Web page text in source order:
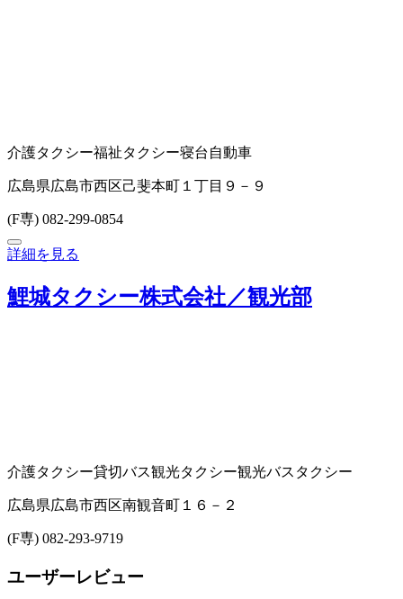
介護タクシー福祉タクシー寝台自動車
広島県広島市西区己斐本町１丁目９－９
(F専) 082-299-0854
詳細を見る
鯉城タクシー株式会社／観光部
介護タクシー貸切バス観光タクシー観光バス タクシー
広島県広島市西区南観音町１６－２
(F専) 082-293-9719
ユーザーレビュー